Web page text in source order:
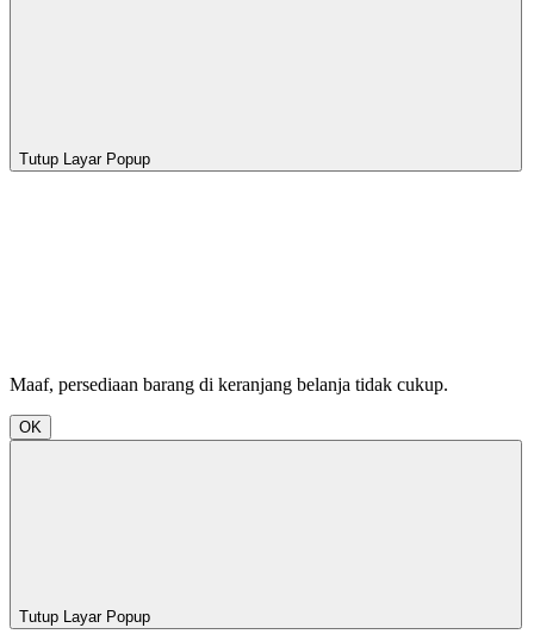
Tutup Layar Popup
Maaf, persediaan barang di keranjang belanja tidak cukup.
OK
Tutup Layar Popup